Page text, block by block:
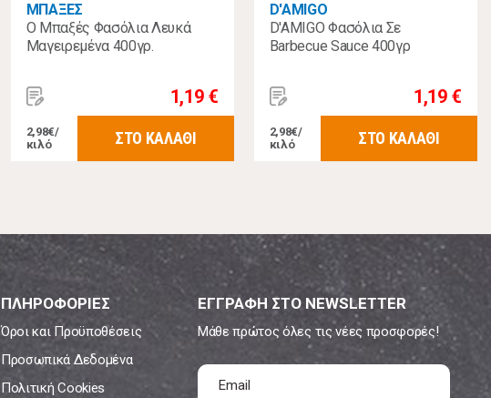
ΜΠΑΞΕΣ
Ο Μπαξές Φασόλια Λευκά
Μαγειρεμένα 400γρ.
1,19 €
2,98€/
κιλό
ΣΤΟ ΚΑΛΑΘΙ
D'AMIGO
D'AMIGO Φασόλια Σε
Barbecue Sauce 400γρ
1,19 €
2,98€/
κιλό
ΣΤΟ ΚΑΛΑΘΙ
ΠΛΗΡΟΦΟΡΙΕΣ
Όροι και Προϋποθέσεις
Προσωπικά Δεδομένα
Πολιτική Cookies
ΕΓΓΡΑΦΗ ΣΤΟ NEWSLETTER
Μάθε πρώτος όλες τις νέες προσφορές!